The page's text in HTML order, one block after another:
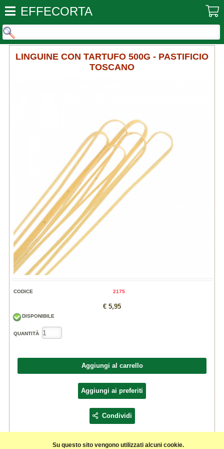
Su questo sito vengono utilizzati alcuni cookie.
EFFECORTA
LINGUINE CON TARTUFO 500G - PASTIFICIO
TOSCANO
CODICE 2175
€ 5,95
DISPONIBILE
QUANTITÀ
Aggiungi al carrello
Aggiungi ai preferiti
Condividi